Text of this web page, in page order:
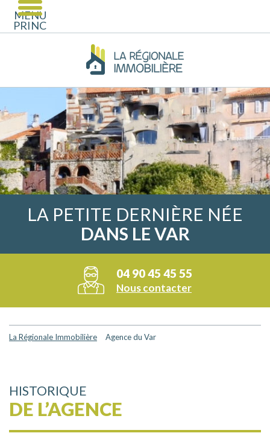
LA PETITE DERNIÈRE NÉE
DANS LE VAR
04 90 45 45 55
Nous contacter
La Régionale Immobilière Agence du Var
HISTORIQUE
DE L’AGENCE
MENU
PRINCIPAL